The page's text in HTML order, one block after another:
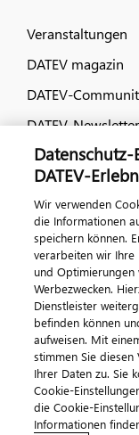
Veranstaltungen
DATEV magazin
DATEV-
DATEV-Newsletter
DATEV-
Wir verwenden
die Informationen
speichern können.
verarbeiten wir Ihre
und Optimierungen
Werbezwecken.
Dienstleister
befinden können
aufweisen. Mit
stimmen Sie
Ihrer Daten zu. Sie
Cookie-
die Cookie-
Informationen